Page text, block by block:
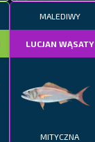
MALEDIWY
LUCJAN WĄSATY
MITYCZNA